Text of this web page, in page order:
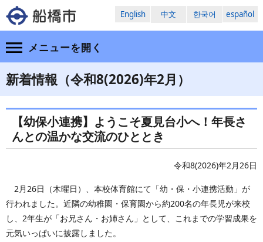
English 中文 한국어 español
メニューを開く
新着情報（令和8(2026)年2月）
【幼保小連携】ようこそ夏見台小へ！年長さ
んとの温かな交流のひととき
令和8(2026)年2月26日
2月26日（木曜日）、本校体育館にて「幼・保・小連携活動」が
行われました。近隣の幼稚園・保育園から約200名の年長児が来校
し、2年生が「お兄さん・お姉さん」として、これまでの学習成果を
元気いっぱいに披露しました。